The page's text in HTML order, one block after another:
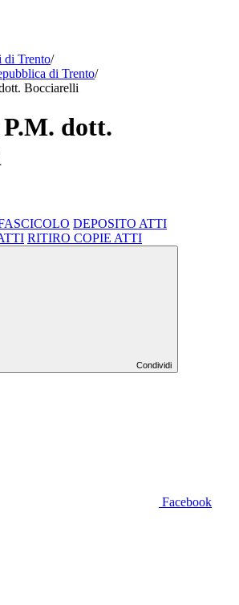
Trento/
di Trento/
Bocciarelli
dott.
DEPOSITO ATTI
RITIRO COPIE ATTI
Condividi
Facebook